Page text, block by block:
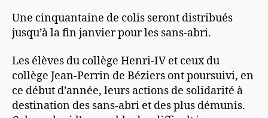
Une cinquantaine de colis seront distribués
jusqu’à la fin janvier pour les sans-abri.
Les élèves du collège Henri-IV et ceux du
collège Jean-Perrin de Béziers ont poursuivi, en
ce début d’année, leurs actions de solidarité à
destination des sans-abri et des plus démunis.